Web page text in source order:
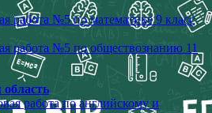
работа №5 по математике 9 класс
работа №5 по обществознанию 11
область
работа по английскому и